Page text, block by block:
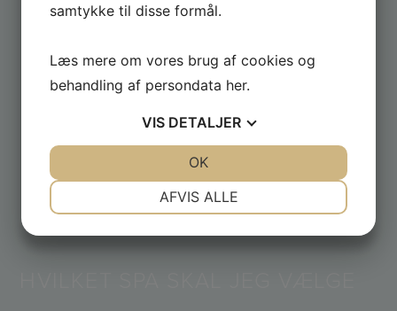
samtykke til disse formål.
Læs mere om vores brug af cookies og
behandling af persondata her.
VIS DETALJER
AFVIS ALLE
OK